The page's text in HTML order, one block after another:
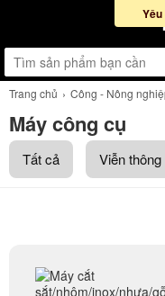
Trang chủ Công - Nông
Máy công cụ
Tất cả Viễn thông